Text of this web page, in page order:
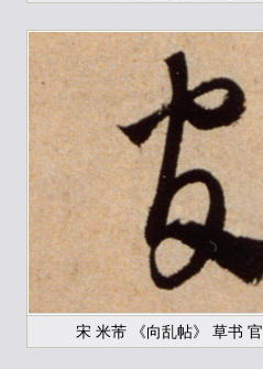
宋 米芾 《向乱帖》 草书 官